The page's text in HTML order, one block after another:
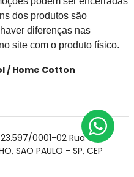
dos produtos são
diferenças nas
site com o produto físico.
/ Home Cotton
0001-02 Rua Cel
SAO PAULO - SP, CEP